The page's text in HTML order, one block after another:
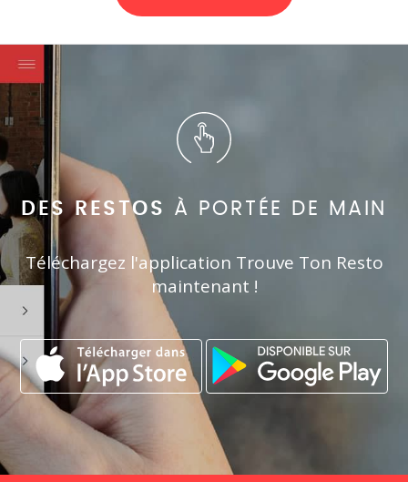
DES RESTOS À PORTÉE DE MAIN
Téléchargez l'application Trouve Ton Resto
maintenant !